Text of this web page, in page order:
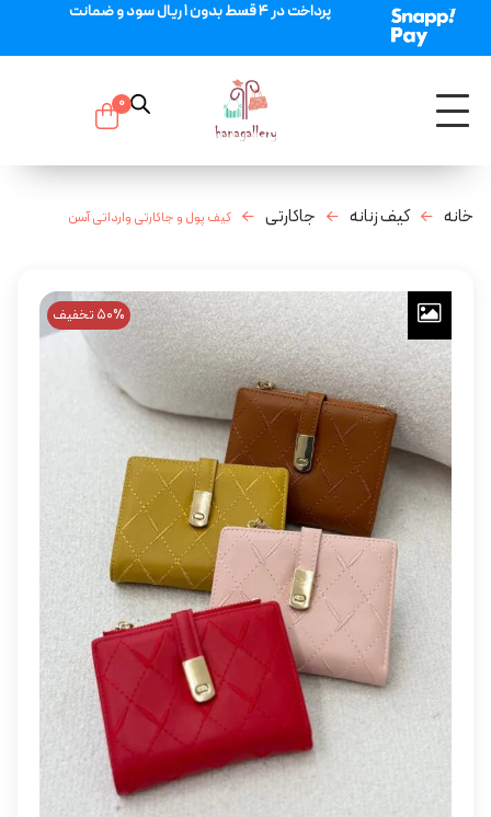
پرداخت در 4 قسط بدون 1 ریال سود و ضمانت
0
خانه کیف زنانه جاکارتی کیف پول و جاکارتی وارداتی آسن
50% تخفیف